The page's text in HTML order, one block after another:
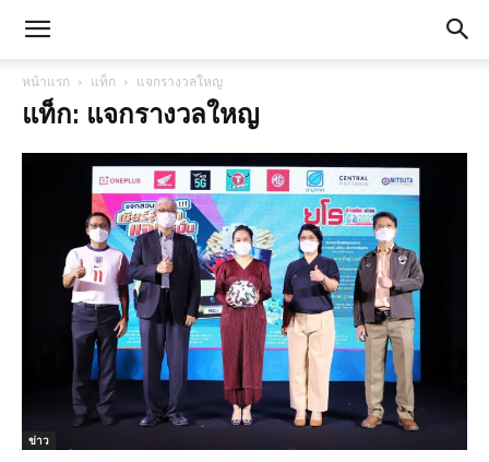
หน้าแรก แท็ก แจกรางวลใหญ
แท็ก: แจกรางวลใหญ
ข่าว